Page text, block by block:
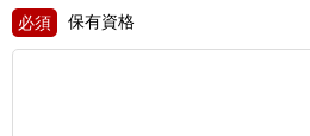
保有資格